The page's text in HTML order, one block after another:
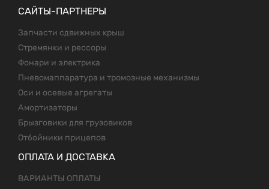
САЙТЫ-ПАРТНЕРЫ
Запчасти сдвижных крыш
Стремянки и рессоры
Фонари и электрика
Пневомаппаратура и тромозные механизмы
Оси и осевые агрегаты
Амортизаторы
Брызговики для грузовиков
Отбойники прицепов
ОПЛАТА И ДОСТАВКА
ВАРИАНТЫ ОПЛАТЫ